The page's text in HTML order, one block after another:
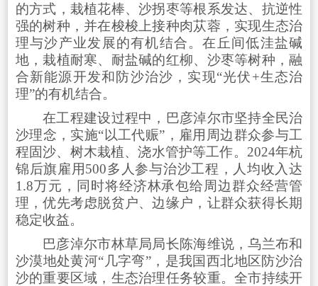
的方式，栽植花棒、沙拐枣等根系发达、抗逆性
强的树种，并在梭梭上接种肉苁蓉，实现生态治
理与沙产业发展的有机结合。在丘间低洼盐碱
地，栽植耐寒、耐盐碱的红柳、沙枣等树种，融
合新能源开发和防沙治沙，实现“光伏+生态治
理”的有机结合。
在工程建设过程中，巴彦淖尔市坚持全民治
沙理念，实施“以工代赈”，雇用周边群众参与工
程固沙、树木栽植、浇水管护等工作。2024年杭
锦后旗雇用500多人参与治沙工程，人均收入达
1.8万元，同时将经济林承包给周边群众经营管
理，优先考虑脱贫户、边缘户，让群众获得长期
稳定收益。
巴彦淖尔市林草局局长陈海维说，乌兰布和
沙漠地处黄河“几字弯”，是我国西北地区防沙治
沙的重要区域，生态治理任务较重。全市持续开